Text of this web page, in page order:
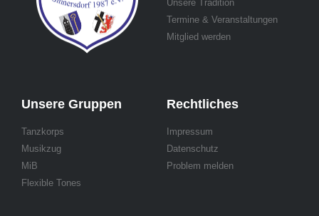
Unsere Tradition
Termine & Veranstaltungen
Mitglied werden
Unsere Gruppen
Tanzkorps
Musikzug
MiB
Flexible Tones
Rechtliches
Impressum
Datenschutz
Problem melden